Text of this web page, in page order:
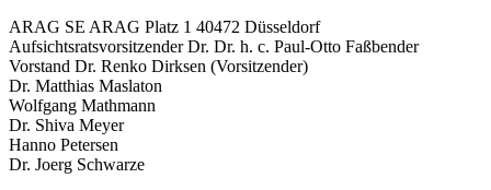
ARAG SE ARAG Platz 1 40472 Düsseldorf
Aufsichtsratsvorsitzender Dr. Dr. h. c. Paul-Otto Faßbender
Vorstand Dr. Renko Dirksen (Vorsitzender)
Dr. Matthias Maslaton
Wolfgang Mathmann
Dr. Shiva Meyer
Hanno Petersen
Dr. Joerg Schwarze